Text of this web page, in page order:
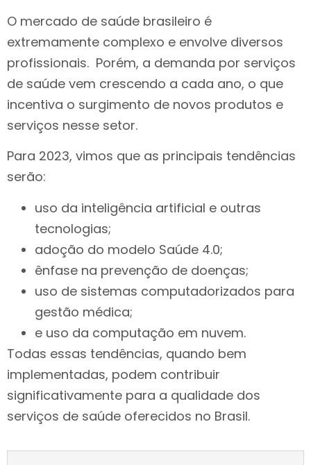
O mercado de saúde brasileiro é
extremamente complexo e envolve diversos
profissionais. Porém, a demanda por serviços
de saúde vem crescendo a cada ano, o que
incentiva o surgimento de novos produtos e
serviços nesse setor.
Para 2023, vimos que as principais tendências
serão:
uso da inteligência artificial e outras
tecnologias;
adoção do modelo Saúde 4.0;
ênfase na prevenção de doenças;
uso de sistemas computadorizados para
gestão médica;
e uso da computação em nuvem.
Todas essas tendências, quando bem
implementadas, podem contribuir
significativamente para a qualidade dos
serviços de saúde oferecidos no Brasil.